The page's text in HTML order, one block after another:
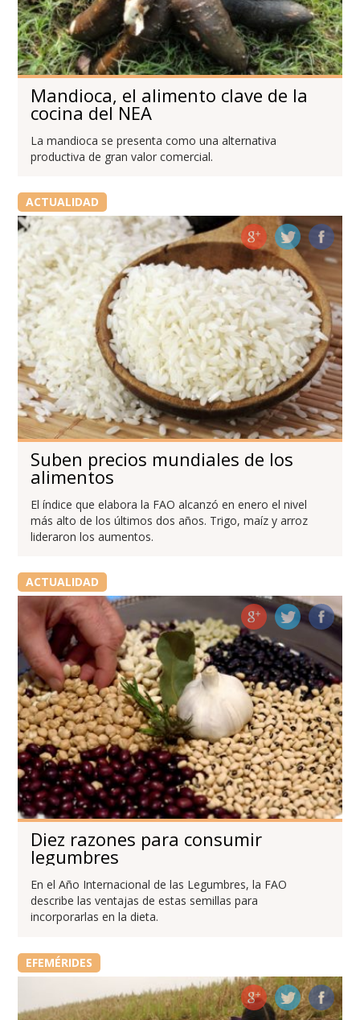
Mandioca, el alimento clave de la
cocina del NEA
La mandioca se presenta como una alternativa
productiva de gran valor comercial.
ACTUALIDAD
Suben precios mundiales de los
alimentos
El índice que elabora la FAO alcanzó en enero el nivel
más alto de los últimos dos años. Trigo, maíz y arroz
lideraron los aumentos.
ACTUALIDAD
Diez razones para consumir
legumbres
En el Año Internacional de las Legumbres, la FAO
describe las ventajas de estas semillas para
incorporarlas en la dieta.
EFEMÉRIDES